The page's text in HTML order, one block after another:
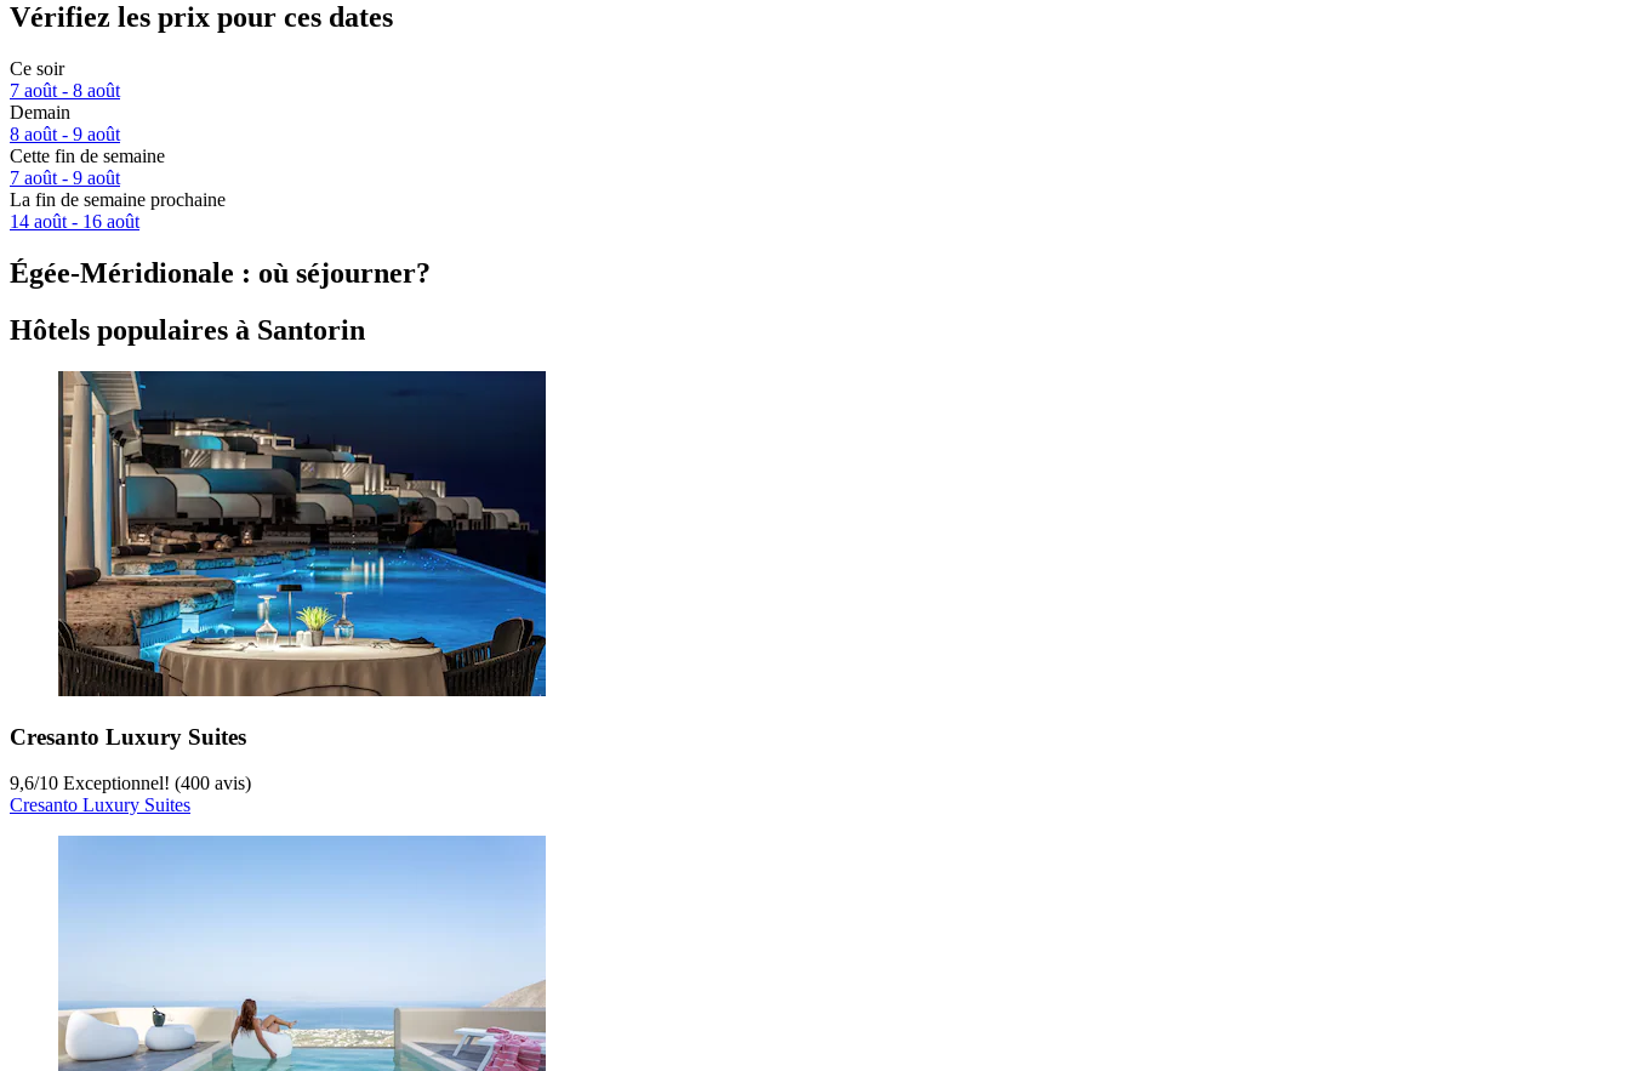
Vérifiez les prix pour ces dates
Ce soir
7 août - 8 août
Demain
8 août - 9 août
Cette fin de semaine
7 août - 9 août
La fin de semaine prochaine
14 août - 16 août
Égée-Méridionale : où séjourner?
Hôtels populaires à Santorin
Cresanto Luxury Suites
9,6/10 Exceptionnel! (400 avis)
Cresanto Luxury Suites